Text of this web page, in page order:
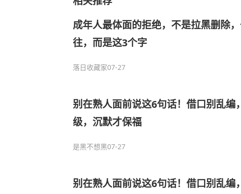
成年人最体面的拒绝，不是拉黑删除
往，而是这3个字
落日收藏家07-27
别在熟人面前说这6句话！借口别乱编
级，沉默才保福
是黑不想黑07-27
别在熟人面前说这6句话！借口别乱编